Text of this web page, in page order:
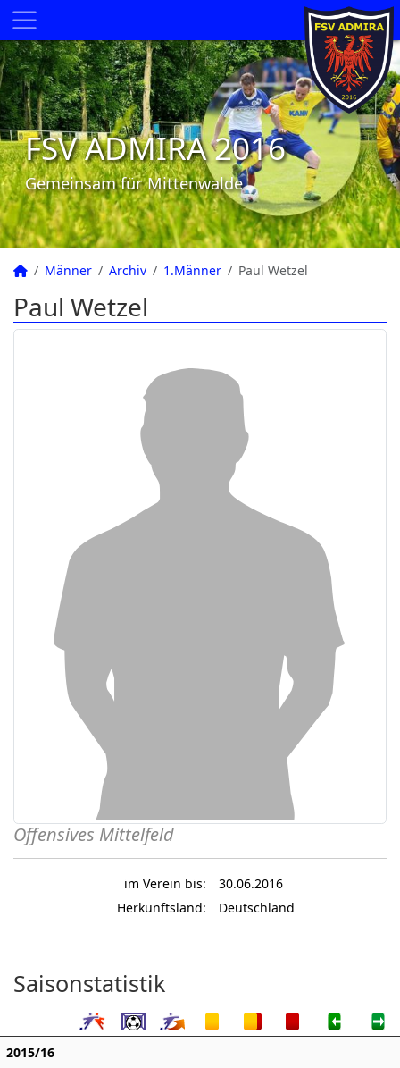
FSV ADMIRA 2016
Gemeinsam für Mittenwalde
Männer Archiv 1.Männer Paul Wetzel
Paul Wetzel
Offensives Mittelfeld
im Verein bis:
30.06.2016
Herkunftsland:
Deutschland
Saisonstatistik
2015/16